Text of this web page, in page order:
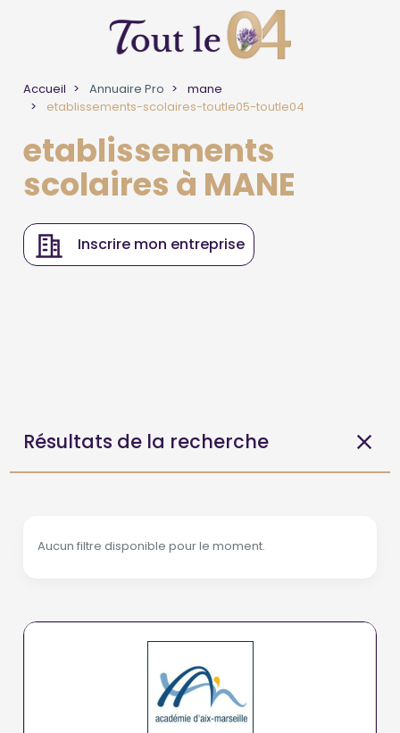
Accueil Annuaire Pro
mane
etablissements-scolaires-toutle05-toutle04
etablissements
scolaires à MANE
Inscrire mon entreprise
Résultats de la recherche
Aucun filtre disponible pour le moment.